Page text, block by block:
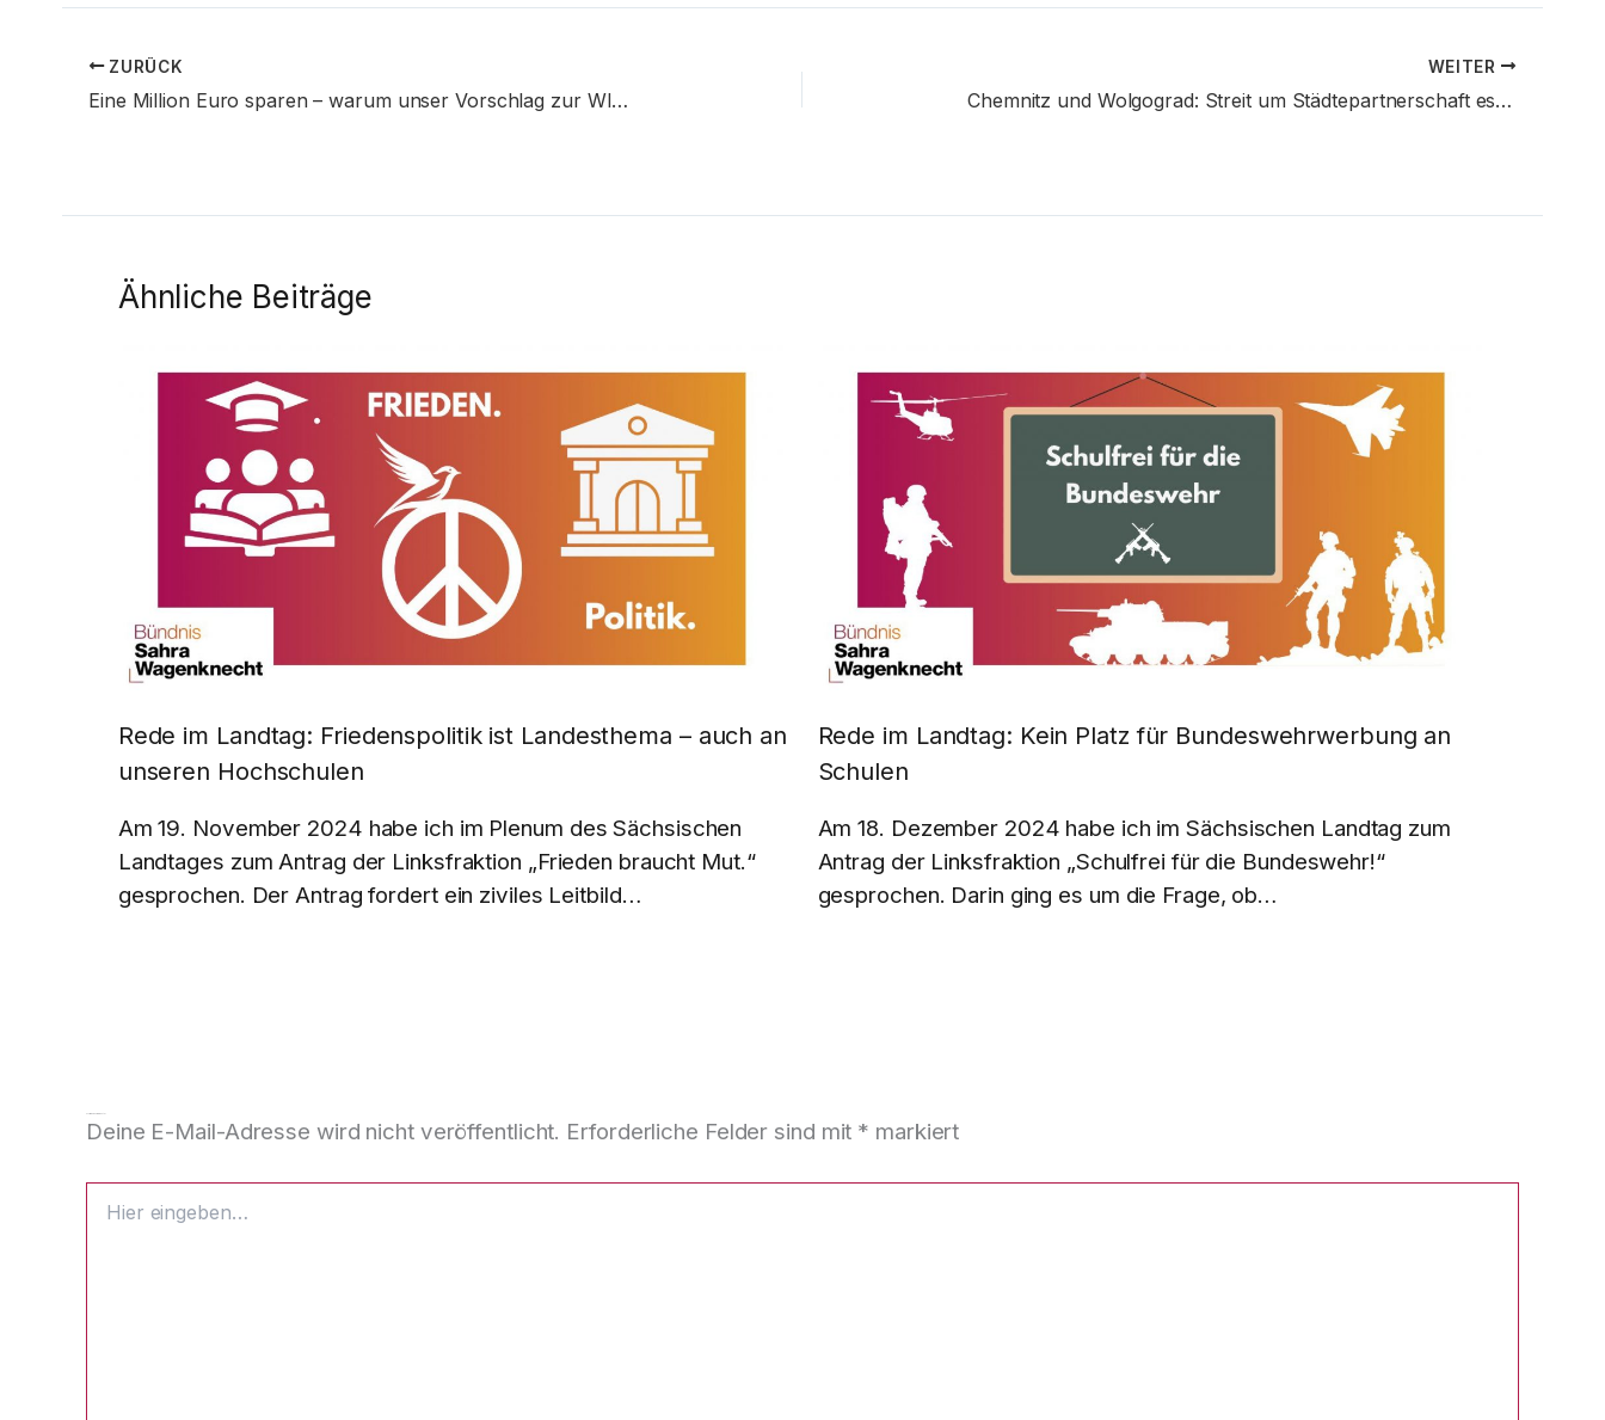
ZURÜCK
Eine Million Euro sparen – warum unser Vorschlag zur Wladimir-Sagorski-Straße scheiterte
WEITER
Chemnitz und Wolgograd: Streit um Städtepartnerschaft eskaliert im Stadtrat
Ähnliche Beiträge
Rede im Landtag: Friedenspolitik ist Landesthema – auch an
unseren Hochschulen
Am 19. November 2024 habe ich im Plenum des Sächsischen
Landtages zum Antrag der Linksfraktion „Frieden braucht Mut.“
gesprochen. Der Antrag fordert ein ziviles Leitbild…
Rede im Landtag: Kein Platz für Bundeswehrwerbung an
Schulen
Am 18. Dezember 2024 habe ich im Sächsischen Landtag zum
Antrag der Linksfraktion „Schulfrei für die Bundeswehr!“
gesprochen. Darin ging es um die Frage, ob…
Deine E-Mail-Adresse wird nicht veröffentlicht. Erforderliche Felder sind mit * markiert
eingeben…